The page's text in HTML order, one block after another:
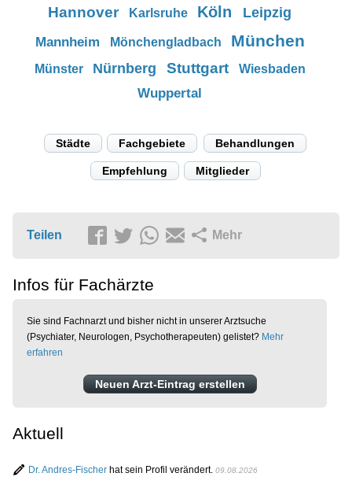
Hannover Karlsruhe Köln Leipzig
Mannheim Mönchengladbach München
Münster Nürnberg Stuttgart Wiesbaden
Wuppertal
Städte Fachgebiete Behandlungen
Empfehlung Mitglieder
Teilen Mehr
Infos für Fachärzte
Sie sind Fachnarzt und bisher nicht in unserer Arztsuche
(Psychiater, Neurologen, Psychotherapeuten) gelistet? Mehr
erfahren
Neuen Arzt-Eintrag erstellen
Aktuell
Dr. Andres-Fischerhat sein Profil verändert. 09.08.2026